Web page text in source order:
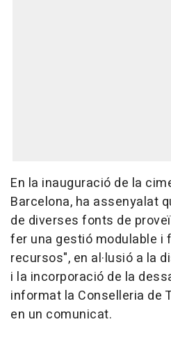
En la inauguració de la
Barcelona, ha assenyalat
de diverses fonts de
fer una gestió modulable i
recursos", en al·lusió a la
i la incorporació de la
informat la Conselleria de
en un comunicat.